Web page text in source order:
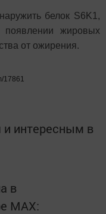
белок S6K1,
жировых
от ожирения.
17861
интересным в
в
MАХ: